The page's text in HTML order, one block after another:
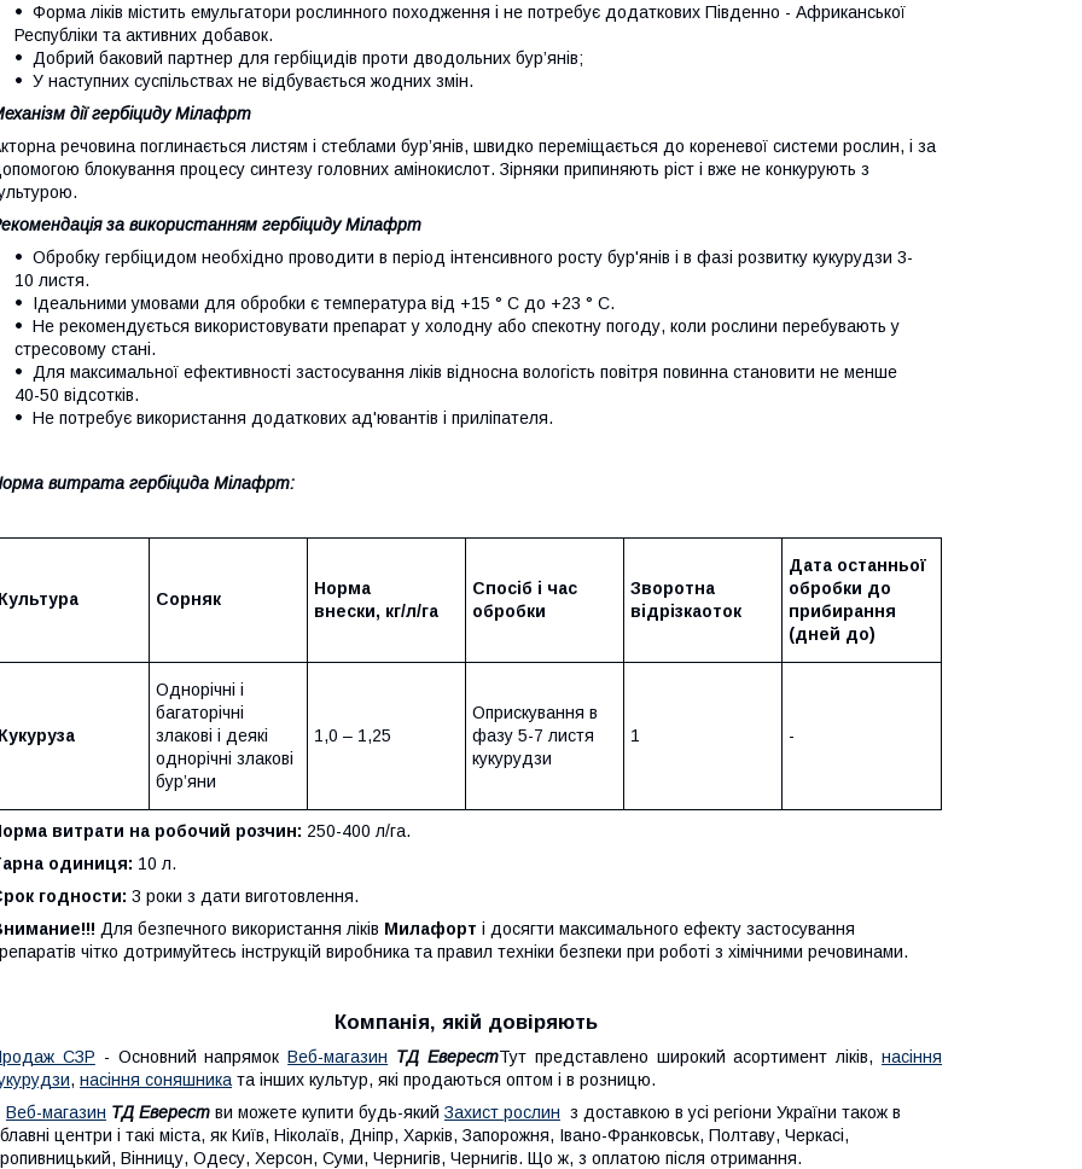
Форма ліків містить емульгатори рослинного походження і не потребує додаткових Південно - Африканської
Республіки та активних добавок.
Добрий баковий партнер для гербіцидів проти дводольних бур’янів;
У наступних суспільствах не відбувається жодних змін.
дії гербіциду Мілафрт
речовина поглинається листям і стеблами бур’янів, швидко переміщається до кореневої системи рослин, і за
блокування процесу синтезу головних амінокислот. Зірняки припиняють ріст і вже не конкурують з
за використанням гербіциду Мілафрт
Обробку гербіцидом необхідно проводити в період інтенсивного росту бур'янів і в фазі розвитку кукурудзи 3-
10 листя.
Ідеальними умовами для обробки є температура від +15 ° C до +23 ° C.
Не рекомендується використовувати препарат у холодну або спекотну погоду, коли рослини перебувають у
стресовому стані.
Для максимальної ефективності застосування ліків відносна вологість повітря повинна становити не менше
40-50 відсотків.
Не потребує використання додаткових ад'ювантів і приліпателя.
витрата гербіцида Мілафрт:
Сорняк
Норма
внески, кг/л/га
Спосіб і час
обробки
Зворотна
відрізкаоток
Дата останньої
обробки до
прибирання
(дней до)
Однорічні і
багаторічні
злакові і деякі
однорічні злакові
бур’яни
1,0 – 1,25
Оприскування в
фазу 5-7 листя
кукурудзи
1 -
витрати на робочий розчин: 250-400 л/га.
одиниця: 10 л.
годности: 3 роки з дати виготовлення.
Для безпечного використання ліків Милафорт і досягти максимального ефекту застосування
чітко дотримуйтесь інструкцій виробника та правил техніки безпеки при роботі з хімічними речовинами.
Компанія, якій довіряють
СЗР - Основний напрямокВеб-магазин ТД ЕверестТут представлено широкий асортимент ліків,насіння
, насіння соняшника та інших культур, які продаються оптом і в розницю.
Веб-магазин ТД Еверест ви можете купити будь-який Захист рослин з доставкою в усі регіони України також в
центри і такі міста, як Київ, Ніколаїв, Дніпр, Харків, Запорожня, Івано-Франковськ, Полтаву, Черкасі,
Вінницу, Одесу, Херсон, Суми, Чернигів, Чернигів. Що ж, з оплатою після отримання.